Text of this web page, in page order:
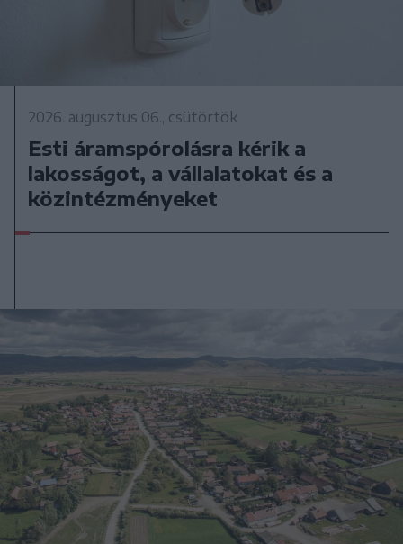
2026. augusztus 06., csütörtök
Esti áramspórolásra kérik a
lakosságot, a vállalatokat és a
közintézményeket